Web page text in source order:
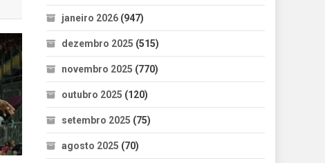
janeiro 2026 (947)
dezembro 2025 (515)
novembro 2025 (770)
outubro 2025 (120)
setembro 2025 (75)
agosto 2025 (70)